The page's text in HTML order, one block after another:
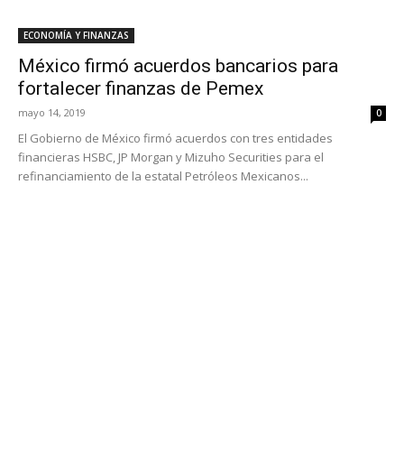
ECONOMÍA Y FINANZAS
México firmó acuerdos bancarios para
fortalecer finanzas de Pemex
mayo 14, 2019 0
El Gobierno de México firmó acuerdos con tres entidades
financieras HSBC, JP Morgan y Mizuho Securities para el
refinanciamiento de la estatal Petróleos Mexicanos...